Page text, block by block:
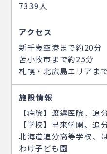
7339人
アクセス
新千歳空港まで約20分
苫小牧市まで約25分
札幌・北広島エリアま
施設情報
【病院】渡邉医院、追
【学校】早来学園、追
北海道追分高等学校、
わけ子ども園